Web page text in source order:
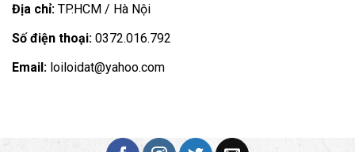
Địa chỉ: TP.HCM / Hà Nội
Số điện thoại: 0372.016.792
Email: loiloidat@yahoo.com